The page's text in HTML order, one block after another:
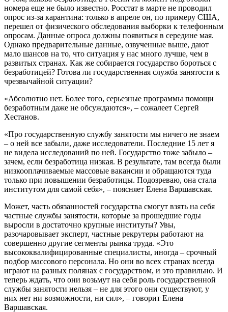
номера еще не было известно. Росстат в марте не проводил
опрос из-за карантина: только в апреле он, по примеру США,
перешел от физического обследования выборки к телефонным
опросам. Данные опроса должны появиться в середине мая.
Однако предварительные данные, озвученные выше, дают
мало шансов на то, что ситуация у нас много лучше, чем в
развитых странах. Как же собирается государство бороться с
безработицей? Готова ли государственная служба занятости к
чрезвычайной ситуации?
«Абсолютно нет. Более того, серьезные программы помощи
безработным даже не обсуждаются», – сожалеет Сергей
Хестанов.
«Про государственную службу занятости мы ничего не знаем
– о ней все забыли, даже исследователи. Последние 15 лет я
не видела исследований по ней. Государство тоже забыло –
зачем, если безработица низкая. В результате, там всегда были
низкооплачиваемые массовые вакансии и обращаются туда
только при повышении безработицы. Подозреваю, она стала
институтом для самой себя», – поясняет Елена Варшавская.
Может, часть обязанностей государства смогут взять на себя
частные службы занятости, которые за прошедшие годы
выросли в достаточно крупные институты? Увы,
разочаровывает эксперт, частные рекрутеры работают на
совершенно другие сегменты рынка труда. «Это
высококвалифицированные специалисты, иногда – срочный
подбор массового персонала. Но они во всех странах всегда
играют на разных полянах с государством, и это правильно. И
теперь ждать, что они возьмут на себя роль государственной
службы занятости нельзя – не для этого они существуют, у
них нет ни возможности, ни сил», – говорит Елена
Варшавская.